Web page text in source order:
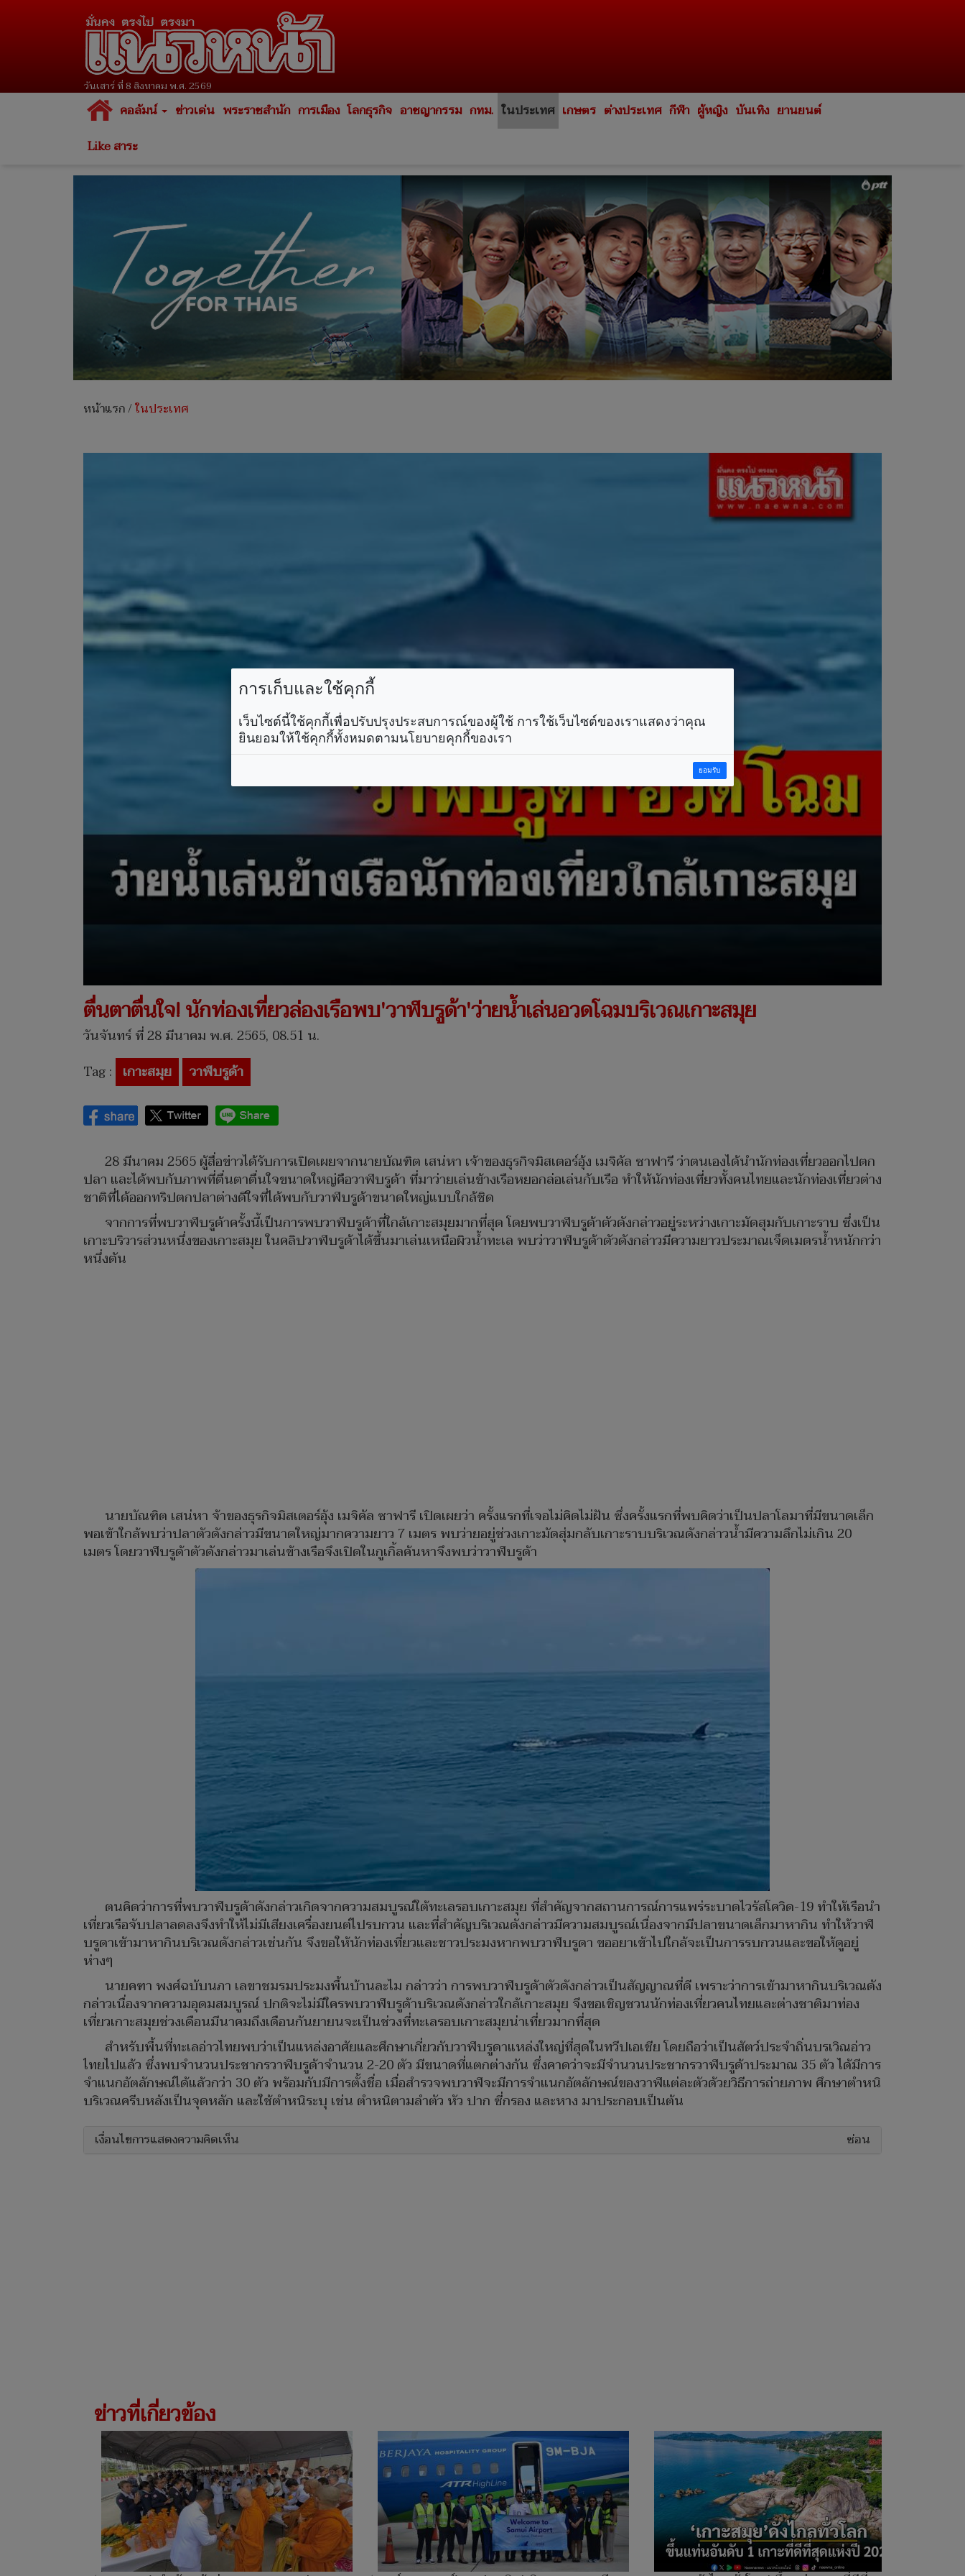
วันเสาร์ ที่ 8 สิงหาคม พ.ศ. 2569
คอลัมน์ ข่าวเด่น พระราชสำนัก การเมือง โลกธุรกิจ อาชญากรรม กทม. ในประเทศ เกษตร ต่างประเทศ กีฬา ผู้หญิง บันเทิง ยานยนต์
Like สาระ
หน้าแรก/ในประเทศ
ตื่นตาตื่นใจ! นักท่องเที่ยวล่องเรือพบ'วาฬบรูด้า'ว่ายน้ำเล่นอวดโฉมบริเวณเกาะสมุย
วันจันทร์ ที่ 28 มีนาคม พ.ศ. 2565, 08.51 น.
Tag : เกาะสมุย วาฬบรูด้า
28 มีนาคม 2565 ผู้สื่อข่าวได้รับการเปิดเผยจากนายบัณฑิต เสน่หา เจ้าของธุรกิจมิสเตอร์อุ้ง เมจิคัล ซาฟารี ว่าตนเองได้นำนักท่องเที่ยวออกไปตก
ปลา และได้พบกับภาพที่ตื่นตาตื่นใจขนาดใหญ่คือวาฬบรูด้า ที่มาว่ายเล่นข้างเรือหยอกล่อเล่นกับเรือ ทำให้นักท่องเที่ยวทั้งคนไทยและนักท่องเที่ยวต่าง
ชาติที่ได้ออกทริปตกปลาต่างดีใจที่ได้พบกับวาฬบรูด้าขนาดใหญ่แบบใกล้ชิด
จากการที่พบวาฬบรูด้าครั้งนี้เป็นการพบวาฬบรูด้าที่ใกล้เกาะสมุยมากที่สุด โดยพบวาฬบรูด้าตัวดังกล่าวอยู่ระหว่างเกาะมัดสุมกับเกาะราบ ซึ่งเป็น
เกาะบริวารส่วนหนึ่งของเกาะสมุย ในคลิปวาฬบรูด้าได้ขึ้นมาเล่นเหนือผิวน้ำทะเล พบว่าวาฬบรูด้าตัวดังกล่าวมีความยาวประมาณเจ็ดเมตรน้ำหนักกว่า
หนึ่งตัน
นายบัณฑิต เสน่หา จ้าของธุรกิจมิสเตอร์อุ้ง เมจิคัล ซาฟารี เปิดเผยว่า ครั้งแรกที่เจอไม่คิดไม่ฝัน ซึ่งครั้งแรกที่พบคิดว่าเป็นปลาโลมาที่มีขนาดเล็ก
พอเข้าใกล้พบว่าปลาตัวดังกล่าวมีขนาดใหญ่มากความยาว 7 เมตร พบว่ายอยู่ช่วงเกาะมัดสุ่มกลับเกาะราบบริเวณดังกล่าวน้ำมีความลึกไม่เกิน 20
เมตร โดยวาฬบรูด้าตัวดังกล่าวมาเล่นข้างเรือจึงเปิดในกูเกิ้ลค้นหาจึงพบว่าวาฬบรูด้า
ตนคิดว่าการที่พบวาฬบรูด้าดังกล่าวเกิดจากความสมบูรณ์ใต้ทะเลรอบเกาะสมุย ที่สำคัญจากสถานการณ์การแพร่ระบาดไวรัสโควิด-19 ทำให้เรือนำ
เที่ยวเรือจับปลาลดลงจึงทำให้ไม่มีเสียงเครื่องยนต์ไปรบกวน และที่สำคัญบริเวณดังกล่าวมีความสมบูรณ์เนื่องจากมีปลาขนาดเล็กมาหากิน ทำให้วาฬ
บรูดาเข้ามาหากินบริเวณดังกล่าวเช่นกัน จึงขอให้นักท่องเที่ยวและชาวประมงหากพบวาฬบรูดา ขออยาเข้าไปใกล้จะเป็นการรบกวนและขอให้ดูอยู่
ห่างๆ
นายคฑา พงศ์ฉบับนภา เลขาชมรมประมงพื้นบ้านละไม กล่าวว่า การพบวาฬบรูด้าตัวดังกล่าวเป็นสัญญาณที่ดี เพราะว่าการเข้ามาหากินบริเวณดัง
กล่าวเนื่องจากความอุดมสมบูรณ์ ปกติจะไม่มีใครพบวาฬบรูด้าบริเวณดังกล่าวใกล้เกาะสมุย จึงขอเชิญชวนนักท่องเที่ยวคนไทยและต่างชาติมาท่อง
เที่ยวเกาะสมุยช่วงเดือนมีนาคมถึงเดือนกันยายนจะเป็นช่วงที่ทะเลรอบเกาะสมุยน่าเที่ยวมากที่สุด
สำหรับพื้นที่ทะเลอ่าวไทยพบว่าเป็นแหล่งอาศัยและศึกษาเกี่ยวกับวาฬบรูดาแหล่งใหญ่ที่สุดในทวีปเอเชีย โดยถือว่าเป็นสัตว์ประจำถิ่นบรเวิณอ่าว
ไทยไปแล้ว ซึ่งพบจำนวนประชากรวาฬบรูด้าจำนวน 2-20 ตัว มีขนาดที่แตกต่างกัน ซึ่งคาดว่าจะมีจำนวนประชากรวาฬบรูด้าประมาณ 35 ตัว ได้มีการ
จำแนกอัตลักษณ์ได้แล้วกว่า 30 ตัว พร้อมกับมีการตั้งชื่อ เมื่อสำรวจพบวาฬจะมีการจำแนกอัตลักษณ์ของวาฬแต่ละตัวด้วยวิธีการถ่ายภาพ ศึกษาตำหนิ
บริเวณครีบหลังเป็นจุดหลัก และใช้ตำหนิระบุ เช่น ตำหนิตามลำตัว หัว ปาก ซี่กรอง และหาง มาประกอบเป็นต้น
เงื่อนไขการแสดงความคิดเห็น ซ่อน
ข่าวที่เกี่ยวข้อง
การเก็บและใช้คุกกี้
เว็บไซต์นี้ใช้คุกกี้เพื่อปรับปรุงประสบการณ์ของผู้ใช้ การใช้เว็บไซต์ของเราแสดงว่าคุณ
ยินยอมให้ใช้คุกกี้ทั้งหมดตามนโยบายคุกกี้ของเรา
ยอมรับ